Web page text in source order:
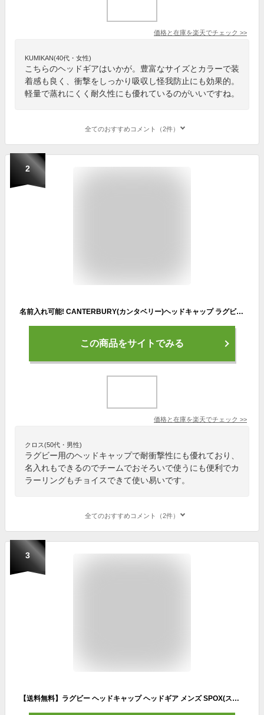
価格と在庫を楽天でチェック >>
KUMIKAN(40代・女性)
こちらのヘッドギアはいかが。豊富なサイズとカラーで装
着感も良く、衝撃をしっかり吸収し怪我防止にも効果的。
軽量で蒸れにくく耐久性にも優れているのがいいですね。
全てのおすすめコメント（2件）
2
名前入れ可能! CANTERBURY(カンタベリー)ヘッドキャップ ラグビー用 名前入り ヘッドギア 名入れ 誕生日プレゼント 卒業記念 ギフト スポーツ プリントヘッドギア aa09556 ..
この商品をサイトでみる
価格と在庫を楽天でチェック >>
クロス(50代・男性)
ラグビー用のヘッドキャップで耐衝撃性にも優れており、
名入れもできるのでチームでおそろいで使うにも便利でカ
ラーリングもチョイスできて使い易いです。
全てのおすすめコメント（2件）
3
【送料無料】ラグビー ヘッドキャップ ヘッドギア メンズ SPOX(スポックス) ヘッドプロテクター EB-8001【ヘッドガード プロテクター WORLD RUGBY 認証済】【ラグビー スパッツ ショルダーガード ソックス マウスピース と合わせて】[返品交換不可]